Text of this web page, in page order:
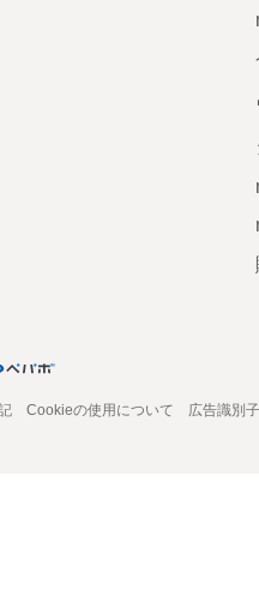
Cookieの使用について 広告識別